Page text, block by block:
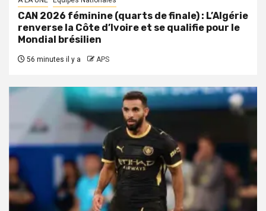
CAN 2026 féminine (quarts de finale) : L’Algérie
renverse la Côte d’Ivoire et se qualifie pour le
Mondial brésilien
56 minutes il y a APS